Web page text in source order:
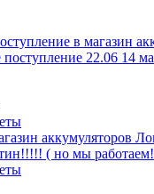
в магазин
22.06 14
аккумуляторов
( но мы